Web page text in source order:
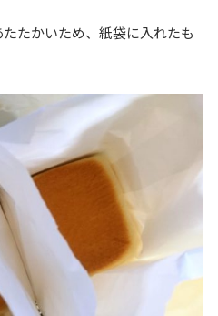
たかいため、紙袋に入れたも